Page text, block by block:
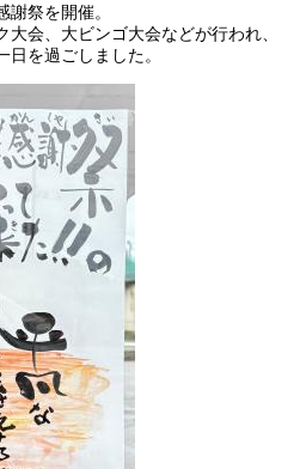
祭を開催。
会、大ビンゴ大会などが行われ、
を過ごしました。